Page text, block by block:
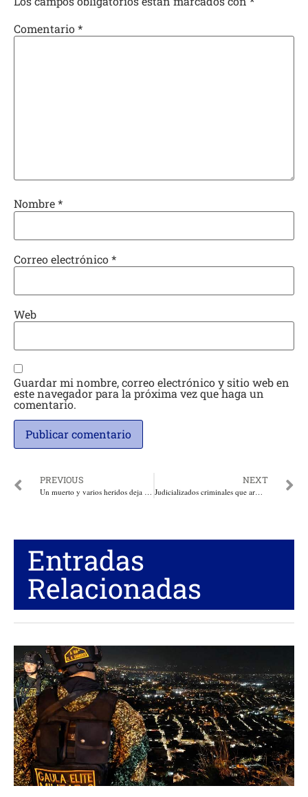
Comentario*
Nombre*
Correo electrónico*
Web
Guardar mi nombre, correo electrónico y sitio web en
este navegador para la próxima vez que haga un
comentario.
PREVIOUS
Un muerto y varios heridos deja el regreso de las corralejas en El Espinal, Tolima
NEXT
Judicializados criminales que armados con puñaletas hirieron a seguidores de Abelardo De La Espriella en Chía. Juez les dio domiciliaria
Entradas
Relacionadas